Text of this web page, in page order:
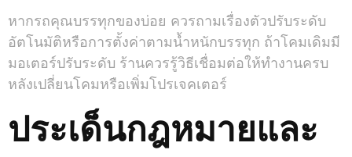
หากรถคุณบรรทุกของบ่อย ควรถามเรื่องตัวปรับระดับ
อัตโนมัติหรือการตั้งค่าตามน้ำหนักบรรทุก ถ้าโคมเดิมมี
มอเตอร์ปรับระดับ ร้านควรรู้วิธีเชื่อมต่อให้ทำงานครบ
หลังเปลี่ยนโคมหรือเพิ่มโปรเจคเตอร์
ประเด็นกฎหมายและ